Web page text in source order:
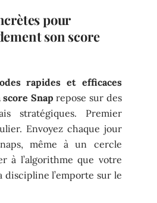
pour
son score
rapides et efficaces
Snap repose sur des
stratégiques. Premier
Envoyez chaque jour
même à un cercle
à l’algorithme que votre
l’emporte sur le